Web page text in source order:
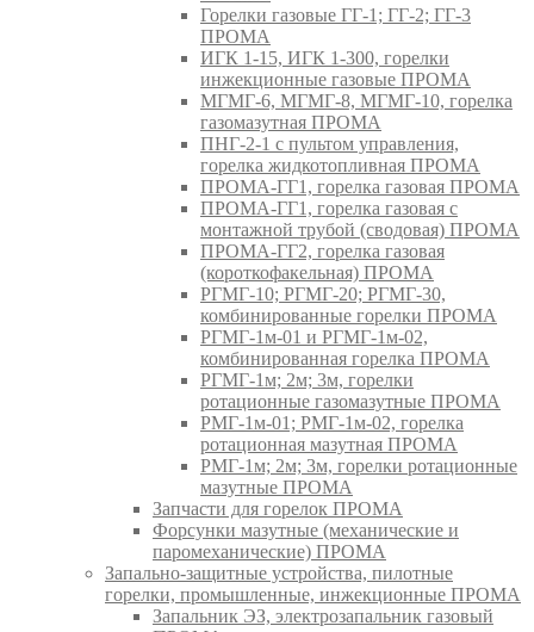
Горелки газовые ГГ-1; ГГ-2; ГГ-3
ПРОМА
ИГК 1-15, ИГК 1-300, горелки
инжекционные газовые ПРОМА
МГМГ-6, МГМГ-8, МГМГ-10, горелка
газомазутная ПРОМА
ПНГ-2-1 с пультом управления,
горелка жидкотопливная ПРОМА
ПРОМА-ГГ1, горелка газовая ПРОМА
ПРОМА-ГГ1, горелка газовая с
монтажной трубой (сводовая) ПРОМА
ПРОМА-ГГ2, горелка газовая
(короткофакельная) ПРОМА
РГМГ-10; РГМГ-20; РГМГ-30,
комбинированные горелки ПРОМА
РГМГ-1м-01 и РГМГ-1м-02,
комбинированная горелка ПРОМА
РГМГ-1м; 2м; 3м, горелки
ротационные газомазутные ПРОМА
РМГ-1м-01; РМГ-1м-02, горелка
ротационная мазутная ПРОМА
РМГ-1м; 2м; 3м, горелки ротационные
мазутные ПРОМА
Запчасти для горелок ПРОМА
Форсунки мазутные (механические и
паромеханические) ПРОМА
Запально-защитные устройства, пилотные
горелки, промышленные, инжекционные ПРОМА
Запальник ЭЗ, электрозапальник газовый